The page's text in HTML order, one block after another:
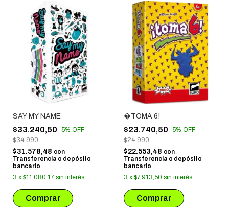
SAY MY NAME
$33.240,50 -5% OFF
$34.990
$31.578,48 con
Transferencia o depósito
bancario
3 x $11.080,17 sin interés
�TOMA 6!
$23.740,50 -5% OFF
$24.990
$22.553,48 con
Transferencia o depósito
bancario
3 x $7.913,50 sin interés